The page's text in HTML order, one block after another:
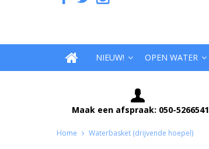
NIEUW! OPEN WATER
Maak een afspraak: 050-5266541
Home Waterbasket (drijvende hoepel)